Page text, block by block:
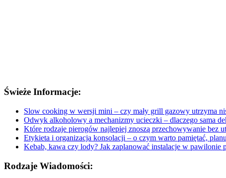
Świeże Informacje:
Slow cooking w wersji mini – czy mały grill gazowy utrzyma
Odwyk alkoholowy a mechanizmy ucieczki – dlaczego sama
Które rodzaje pierogów najlepiej znoszą przechowywanie bez
Etykieta i organizacja konsolacji – o czym warto pamiętać,
Kebab, kawa czy lody? Jak zaplanować instalacje w pawilonie
Rodzaje Wiadomości: